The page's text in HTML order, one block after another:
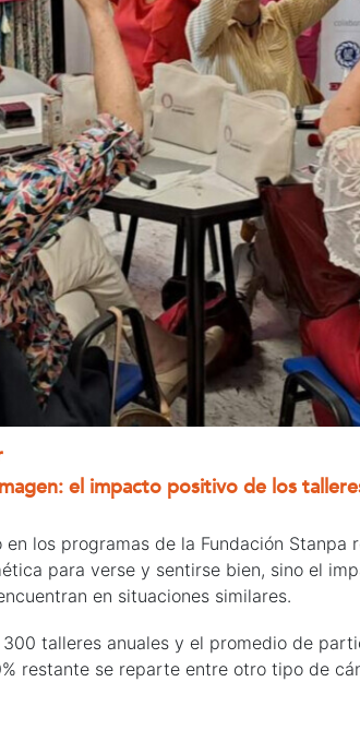
el impacto positivo de los
los programas de la Fundación
para verse y sentirse bien, sino el
en situaciones similares.
talleres anuales y el promedio de
restante se reparte entre otro tipo de